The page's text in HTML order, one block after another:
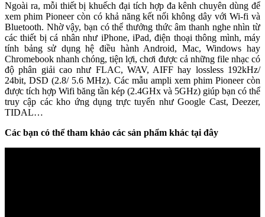
Ngoài ra, mỗi thiết bị khuếch đại tích hợp đa kênh chuyên dùng để
xem phim Pioneer còn có khả năng kết nối không dây với Wi-fi và
Bluetooth. Nhờ vậy, bạn có thể thưởng thức âm thanh nghe nhìn từ
các thiết bị cá nhân như iPhone, iPad, điện thoại thông mình, máy
tính bảng sử dụng hệ điều hành Android, Mac, Windows hay
Chromebook nhanh chóng, tiện lợi, chơi được cả những file nhạc có
độ phân giải cao như FLAC, WAV, AIFF hay lossless 192kHz/
24bit, DSD (2.8/ 5.6 MHz). Các mẫu ampli xem phim Pioneer còn
được tích hợp Wifi băng tần kép (2.4GHx và 5GHz) giúp bạn có thể
truy cập các kho ứng dụng trực tuyến như Google Cast, Deezer,
TIDAL…
Các bạn có thể tham khảo các sản phẩm khác tại đây